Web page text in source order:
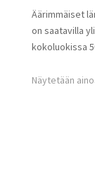
Äärimmäiset
on saatavilla
kokoluokissa
Näytetään